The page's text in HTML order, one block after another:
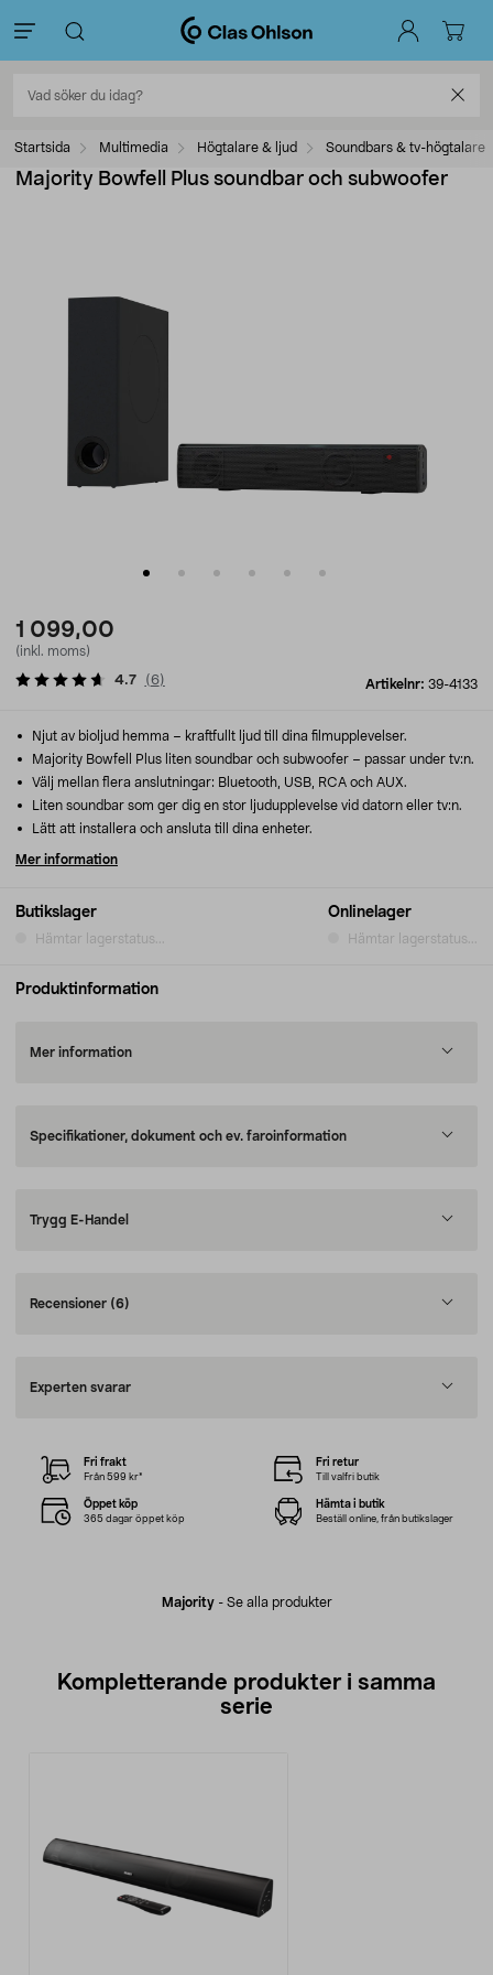
Startsida Multimedia Högtalare & ljud Soundbars & tv-högtalare
Majority Bowfell Plus soundbar och subwoofer
1 099,00
(inkl. moms)
Artikelnr: 39-4133
4.7 (6)
Butikslager
Hämtar lagerstatus...
Onlinelager
Hämtar lagerstatus...
Njut av bioljud hemma – kraftfullt ljud till dina filmupplevelser.
Majority Bowfell Plus liten soundbar och subwoofer – passar under tv:n.
Välj mellan flera anslutningar: Bluetooth, USB, RCA och AUX.
Liten soundbar som ger dig en stor ljudupplevelse vid datorn eller tv:n.
Lätt att installera och ansluta till dina enheter.
Mer information
Produktinformation
Mer information
Specifikationer, dokument och ev. faroinformation
Trygg E-Handel
Recensioner (6)
Experten svarar
Majority- Se alla produkter
Fri frakt
Från 599 kr*
Fri retur
Till valfri butik
Öppet köp
365 dagar öppet köp
Hämta i butik
Beställ online, från butikslager
Kompletterande produkter i samma
serie